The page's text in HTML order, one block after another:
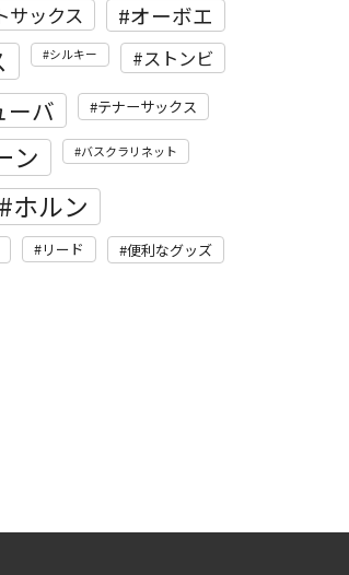
サックス オーボエ
シルキー ストンビ
ーバ テナーサックス
ン バスクラリネット
ホルン
リード 便利なグッズ